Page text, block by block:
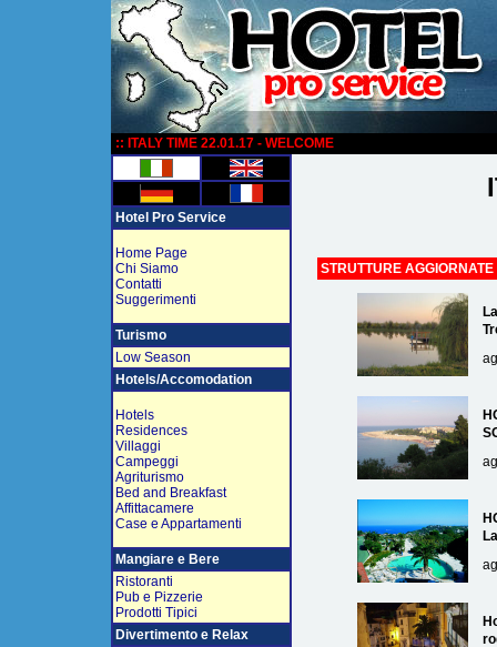
:: ITALY TIME 22.01.17 - WELCOME
Hotel Pro Service
Home Page
Chi Siamo
Contatti
Suggerimenti
Turismo
Low Season
Hotels/Accomodation
Hotels
Residences
Villaggi
Campeggi
Agriturismo
Bed and Breakfast
Affittacamere
Case e Appartamenti
Mangiare e Bere
Ristoranti
Pub e Pizzerie
Prodotti Tipici
Divertimento e Relax
STRUTTURE